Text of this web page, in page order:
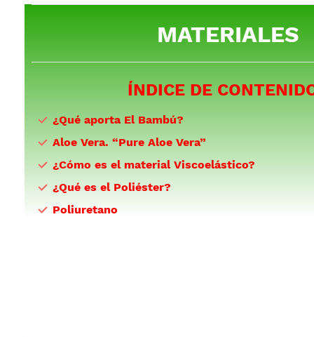
MATERIALES
ÍNDICE DE
¿Qué aporta El Bambú?
Aloe Vera. “Pure Aloe Vera”
¿Cómo es el material Viscoelástico?
¿Qué es el Poliéster?
Poliuretano